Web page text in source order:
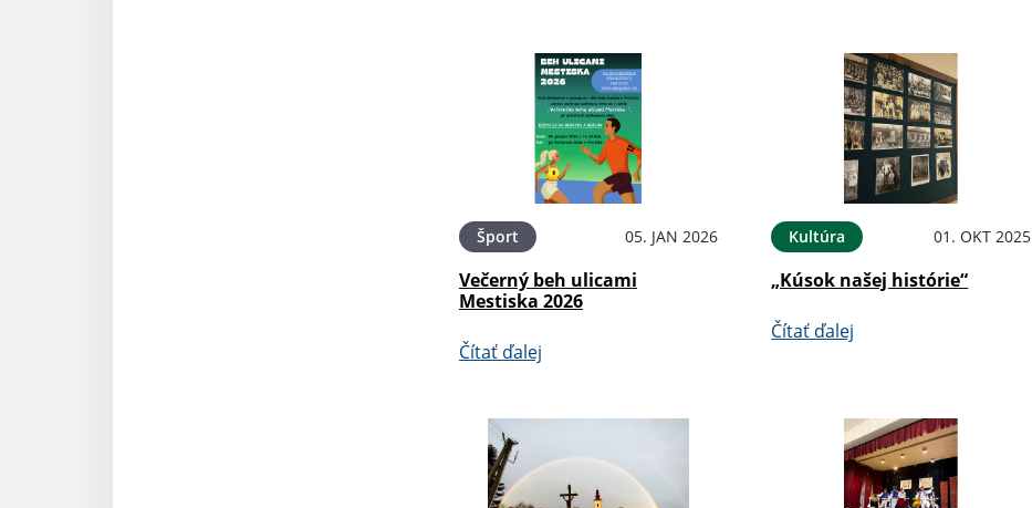
Šport 05. JAN 2026
Večerný beh ulicami
Mestiska 2026
Čítať ďalej
Kultúra 01. OKT 2025
„Kúsok našej histórie“
Čítať ďalej